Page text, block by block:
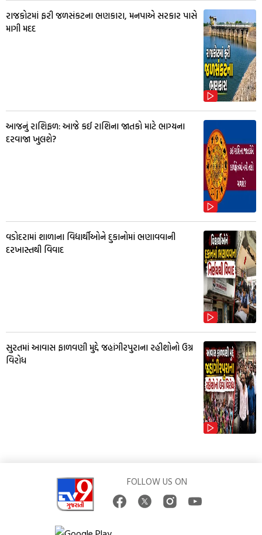
રાજકોટમાં ફરી જળસંકટના ભણકારા, મનપાએ સરકાર પાસે
માગી મદદ
આજનું રાશિફળ: આજે કઈ રાશિના જાતકો માટે ભાગ્યના
દરવાજા ખુલશે?
વડોદરામાં શાળાના વિદ્યાર્થીઓને દુકાનોમાં ભણાવવાની
દરખાસ્તથી વિવાદ
સુરતમાં આવાસ ફાળવણી મુદ્દે જહાંગીરપુરાના રહીશોનો ઉગ્ર
વિરોધ
FOLLOW US ON